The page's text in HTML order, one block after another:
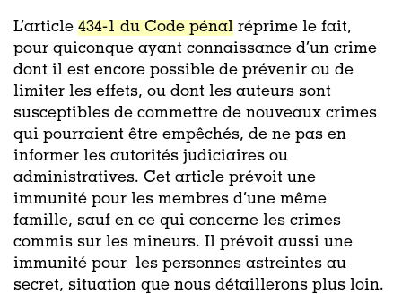
L’article 434-1 du Code pénal réprime le fait,
pour quiconque ayant connaissance d’un crime
dont il est encore possible de prévenir ou de
limiter les effets, ou dont les auteurs sont
susceptibles de commettre de nouveaux crimes
qui pourraient être empêchés, de ne pas en
informer les autorités judiciaires ou
administratives. Cet article prévoit une
immunité pour les membres d’une même
famille, sauf en ce qui concerne les crimes
commis sur les mineurs. Il prévoit aussi une
immunité pour les personnes astreintes au
secret, situation que nous détaillerons plus loin.